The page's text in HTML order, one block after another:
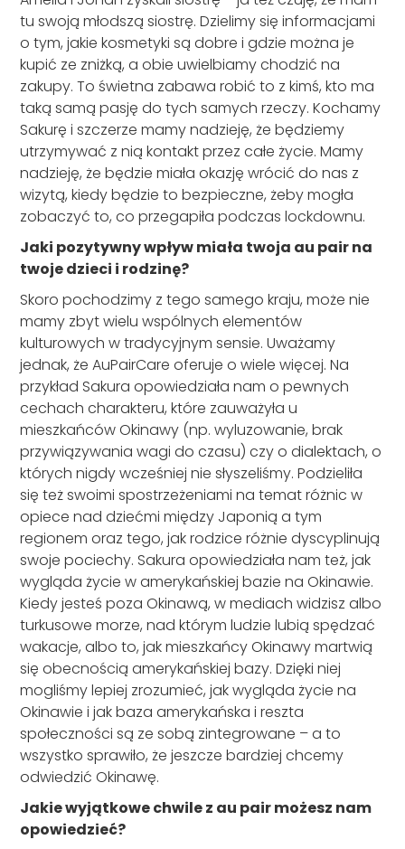
tu swoją młodszą siostrę. Dzielimy się informacjami
o tym, jakie kosmetyki są dobre i gdzie można je
kupić ze zniżką, a obie uwielbiamy chodzić na
zakupy. To świetna zabawa robić to z kimś, kto ma
taką samą pasję do tych samych rzeczy. Kochamy
Sakurę i szczerze mamy nadzieję, że będziemy
utrzymywać z nią kontakt przez całe życie. Mamy
nadzieję, że będzie miała okazję wrócić do nas z
wizytą, kiedy będzie to bezpieczne, żeby mogła
zobaczyć to, co przegapiła podczas lockdownu.
Jaki pozytywny wpływ miała twoja au pair na
twoje dzieci i rodzinę?
Skoro pochodzimy z tego samego kraju, może nie
mamy zbyt wielu wspólnych elementów
kulturowych w tradycyjnym sensie. Uważamy
jednak, że AuPairCare oferuje o wiele więcej. Na
przykład Sakura opowiedziała nam o pewnych
cechach charakteru, które zauważyła u
mieszkańców Okinawy (np. wyluzowanie, brak
przywiązywania wagi do czasu) czy o dialektach, o
których nigdy wcześniej nie słyszeliśmy. Podzieliła
się też swoimi spostrzeżeniami na temat różnic w
opiece nad dziećmi między Japonią a tym
regionem oraz tego, jak rodzice różnie dyscyplinują
swoje pociechy. Sakura opowiedziała nam też, jak
wygląda życie w amerykańskiej bazie na Okinawie.
Kiedy jesteś poza Okinawą, w mediach widzisz albo
turkusowe morze, nad którym ludzie lubią spędzać
wakacje, albo to, jak mieszkańcy Okinawy martwią
się obecnością amerykańskiej bazy. Dzięki niej
mogliśmy lepiej zrozumieć, jak wygląda życie na
Okinawie i jak baza amerykańska i reszta
społeczności są ze sobą zintegrowane – a to
wszystko sprawiło, że jeszcze bardziej chcemy
odwiedzić Okinawę.
Jakie wyjątkowe chwile z au pair możesz nam
opowiedzieć?